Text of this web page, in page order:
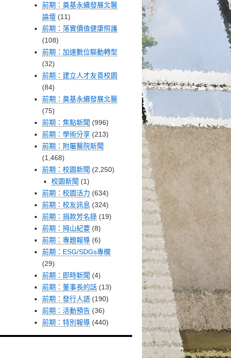
前期：奠基永續發展北醫
論壇 (11)
前期：落實價值健康照護
(108)
前期：加速數位驅動轉型
(32)
前期：建立人才友善校園
(84)
前期：奠基永續發展北醫
(75)
前期：焦點新聞 (996)
前期：學術分享 (213)
前期：附屬醫院新聞
(1,468)
前期：校園新聞 (2,250)
校園新聞 (1)
前期：校園活力 (634)
前期：校友訊息 (324)
前期：捐款芳名錄 (19)
前期：拇山紀要 (8)
前期：專題報導 (6)
前期：ESG/SDGs專欄
(29)
前期：即時新聞 (4)
前期：董事長的話 (13)
前期：發行人語 (190)
前期：活動預告 (36)
前期：特別報導 (440)